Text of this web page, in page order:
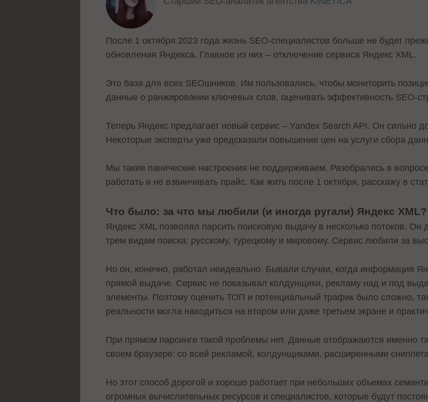
После 1 октября 2023 года жизнь SEO-специалистов больше не будет
обновления Яндекса. Главное из них – отключение сервиса Яндекс XML.
Это база для всех SEOшников. Им пользовались, чтобы мониторить
данные о ранжировании ключевых слов, оценивать эффективность SEO-
Теперь Яндекс предлагает новый сервис – Yandex Search API. Он сильно
Некоторые эксперты уже предсказали повышение цен на услуги сбора
Мы такие панические настроения не поддерживаем. Разобрались в
работать и не взвинчивать прайс. Как жить после 1 октября, расскажу в
Что было: за что мы любили (и иногда ругали) Яндекс XML?
Яндекс XML позволял парсить поисковую выдачу в несколько потоков. Он
трем видам поиска: русскому, турецкому и мировому. Сервис любили за
Но он, конечно, работал неидеально. Бывали случаи, когда информация
прямой выдаче. Сервис не показывал колдунщики, рекламу над и под
элементы. Поэтому оценить ТОП и потенциальный трафик было сложно,
реальности могла находиться на втором или даже третьем экране и
При прямом парсинге такой проблемы нет. Данные отображаются именно
своем браузере: со всей рекламой, колдунщиками, расширенными
Но этот способ дорогой и хорошо работает при небольших объемах
огромных вычислительных ресурсов и специалистов, которые будут